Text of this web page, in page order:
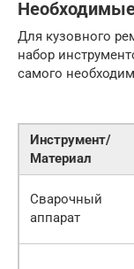
Для кузовного
набор
самого
Инструмент/
Материал
Сварочный
аппарат